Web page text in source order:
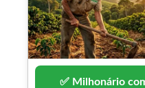
✅ Milhonário